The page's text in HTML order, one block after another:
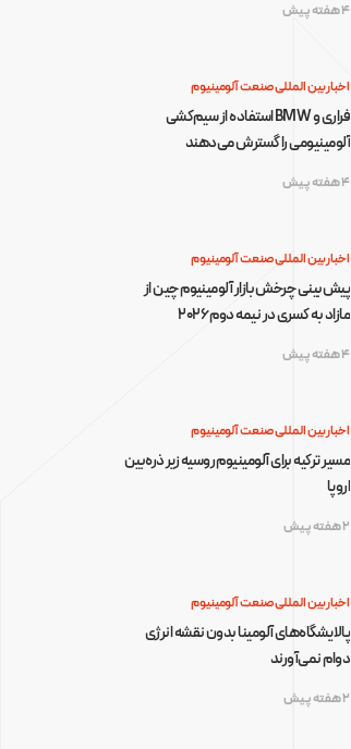
4 هفته پیش
اخبار بین المللی صنعت آلومینیوم
فراری و BMW استفاده از سیم‌کشی
آلومینیومی را گسترش می‌دهند
4 هفته پیش
اخبار بین المللی صنعت آلومینیوم
پیش‌بینی چرخش بازار آلومینیوم چین از
مازاد به کسری در نیمه دوم ۲۰۲۶
4 هفته پیش
اخبار بین المللی صنعت آلومینیوم
مسیر ترکیه برای آلومینیوم روسیه زیر ذره‌بین
اروپا
2 هفته پیش
اخبار بین المللی صنعت آلومینیوم
پالایشگاه‌های آلومینا بدون نقشه انرژی
دوام نمی‌آورند
2 هفته پیش